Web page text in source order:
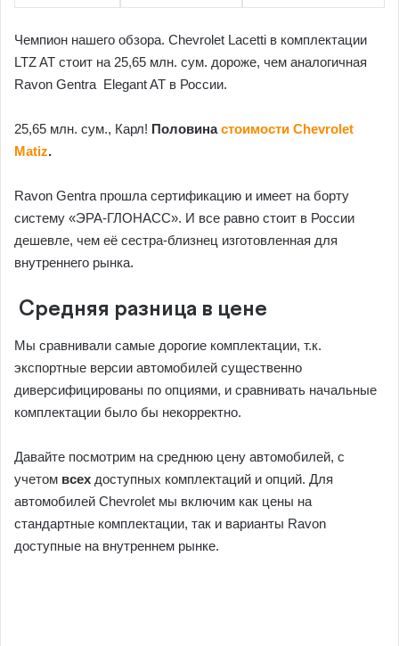
Чемпион нашего обзора. Chevrolet Lacetti в комплектации
LTZ AT стоит на 25,65 млн. сум. дороже, чем аналогичная
Ravon Gentra Elegant AT в России.
25,65 млн. сум., Карл! Половинастоимости Chevrolet
Matiz.
Ravon Gentra прошла сертификацию и имеет на борту
систему «ЭРА-ГЛОНАСС». И все равно стоит в России
дешевле, чем её сестра-близнец изготовленная для
внутреннего рынка.
Средняя разница в цене
Мы сравнивали самые дорогие комплектации, т.к.
экспортные версии автомобилей существенно
диверсифицированы по опциями, и сравнивать начальные
комплектации было бы некорректно.
Давайте посмотрим на среднюю цену автомобилей, с
учетом всех доступных комплектаций и опций. Для
автомобилей Chevrolet мы включим как цены на
стандартные комплектации, так и варианты Ravon
доступные на внутреннем рынке.